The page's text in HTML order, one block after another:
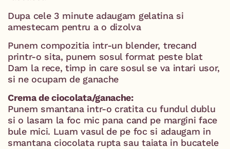
Dupa cele 3 minute adaugam gelatina si
amestecam pentru a o dizolva
Punem compozitia intr-un blender, trecand
printr-o sita, punem sosul format peste blat
Dam la rece, timp in care sosul se va intari usor,
si ne ocupam de ganache
Crema de ciocolata/ganache:
Punem smantana intr-o cratita cu fundul dublu
si o lasam la foc mic pana cand pe margini face
bule mici. Luam vasul de pe foc si adaugam in
smantana ciocolata rupta sau taiata in bucatele